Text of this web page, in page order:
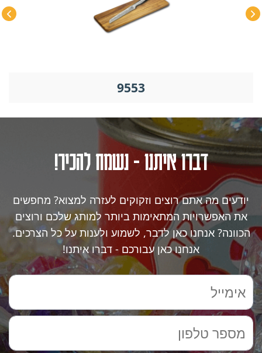
9553
דברו איתנו - נשמח להכיר!
יודעים מה אתם רוצים וזקוקים לעזרה למצוא? מחפשים
את האפשרויות המתאימות ביותר למותג שלכם ורוצים
הכוונה? אנחנו כאן לדבר, לשמוע ולענות על כל הצרכים.
אנחנו כאן עבורכם - דברו איתנו!